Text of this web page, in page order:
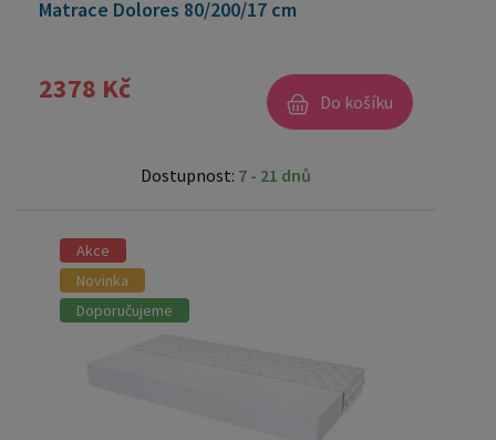
Matrace Dolores 80/200/17 cm
2378 Kč Do košíku
Dostupnost: 7 - 21 dnů
Akce
Novinka
Doporučujeme